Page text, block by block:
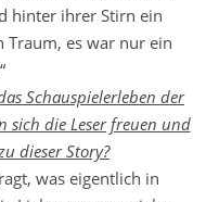
hinter ihrer Stirn ein
Traum, es war nur ein
Schauspielerleben der
sich die Leser freuen und
dieser Story?
was eigentlich in